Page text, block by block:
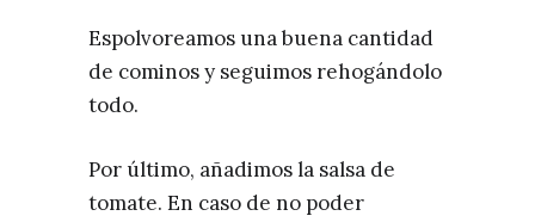
Espolvoreamos una buena cantidad
de cominos y seguimos rehogándolo
todo.
Por último, añadimos la salsa de
tomate. En caso de no poder